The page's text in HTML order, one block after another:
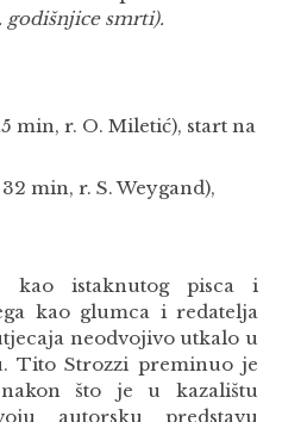
smrti).
min, r. O. Miletić), start na
32 min, r. S. Weygand),
kao istaknutog pisca i
kao glumca i redatelja
neodvojivo utkalo u
Tito Strozzi preminuo je
što je u kazalištu
autorsku predstavu